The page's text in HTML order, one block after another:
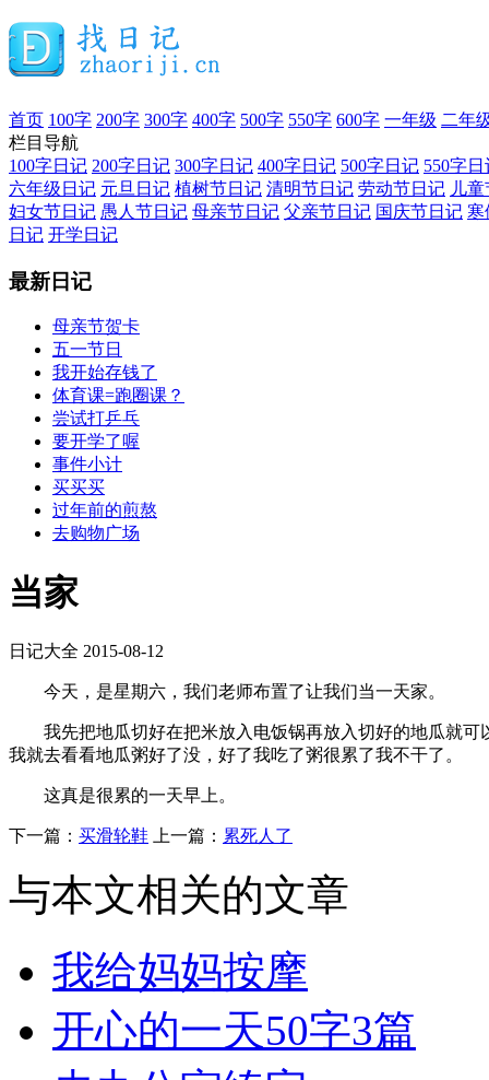
首页 100字 200字 300字 400字 500字 550字 600字 一年级 二年
栏目导航
100字日记 200字日记 300字日记 400字日记 500字日记 550字日
六年级日记 元旦日记 植树节日记 清明节日记 劳动节日记 儿
妇女节日记 愚人节日记 母亲节日记 父亲节日记 国庆节日记 寒
日记 开学日记
最新日记
母亲节贺卡
五一节日
我开始存钱了
体育课=跑圈课？
尝试打乒乓
要开学了喔
事件小计
买买买
过年前的煎熬
去购物广场
当家
日记大全 2015-08-12
今天，是星期六，我们老师布置了让我们当一天家。
我先把地瓜切好在把米放入电饭锅再放入切好的地瓜就可
我就去看看地瓜粥好了没，好了我吃了粥很累了我不干了。
这真是很累的一天早上。
下一篇： 买滑轮鞋 上一篇： 累死人了
与本文相关的文章
我给妈妈按摩
开心的一天50字3篇